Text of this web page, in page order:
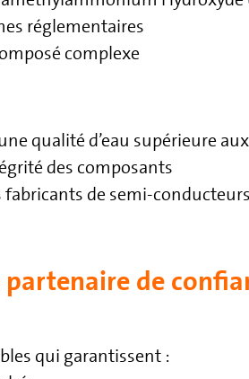
réglementaires
complexe
qualité d’eau supérieure
des composants
fabricants de semi-conducteurs
de
qui garantissent :